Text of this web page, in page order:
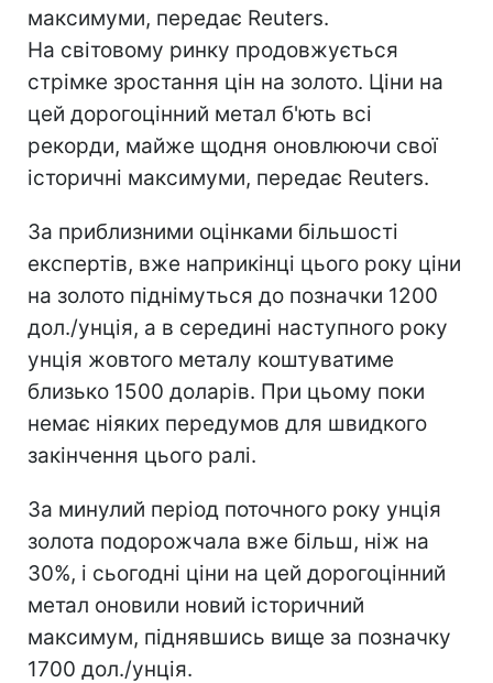
максимуми, передає Reuters.
На світовому ринку продовжується
стрімке зростання цін на золото. Ціни на
цей дорогоцінний метал б'ють всі
рекорди, майже щодня оновлюючи свої
історичні максимуми, передає Reuters.
За приблизними оцінками більшості
експертів, вже наприкінці цього року ціни
на золото піднімуться до позначки 1200
дол./унція, а в середині наступного року
унція жовтого металу коштуватиме
близько 1500 доларів. При цьому поки
немає ніяких передумов для швидкого
закінчення цього ралі.
За минулий період поточного року унція
золота подорожчала вже більш, ніж на
30%, і сьогодні ціни на цей дорогоцінний
метал оновили новий історичний
максимум, піднявшись вище за позначку
1700 дол./унція.